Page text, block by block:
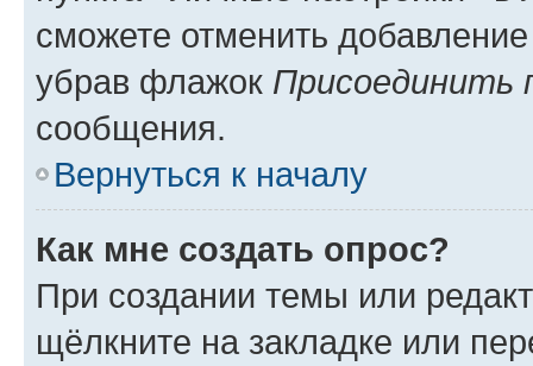
сможете отменить
убрав флажок Присоединить
сообщения.
Вернуться к началу
Как мне создать опрос?
При создании темы или
щёлкните на закладке или